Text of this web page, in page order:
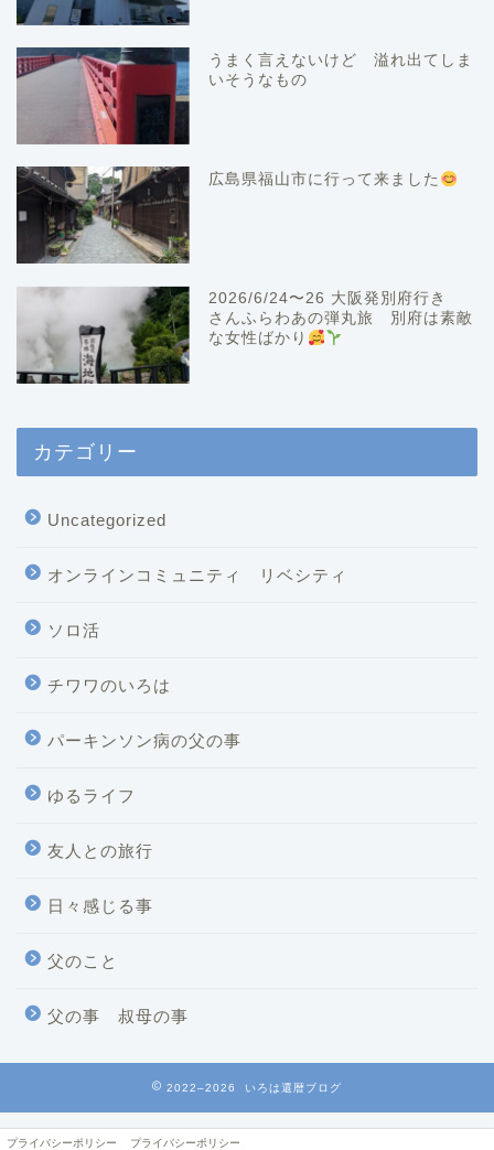
うまく言えないけど 溢れ出てしま
いそうなもの
広島県福山市に行って来ました
2026/6/24〜26 大阪発別府行き
さんふらわあの弾丸旅 別府は素敵
な女性ばかり
カテゴリー
Uncategorized
オンラインコミュニティ リベシティ
ソロ活
チワワのいろは
パーキンソン病の父の事
ゆるライフ
友人との旅行
日々感じる事
父のこと
父の事 叔母の事
2022–2026 いろは還暦ブログ
プライバシーポリシー プライバシーポリシー